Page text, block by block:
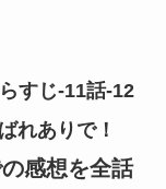
すじ-11話-12
れありで！
感想を全話